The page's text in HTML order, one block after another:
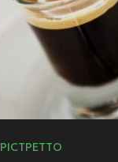
РІСТРЕТТО